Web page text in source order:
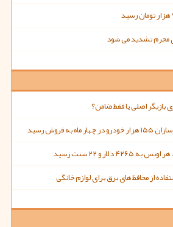
محرم تشدید می شود
اصلی یا فقط ضامن؟
از محافظ های برق برای لوازم خانگی